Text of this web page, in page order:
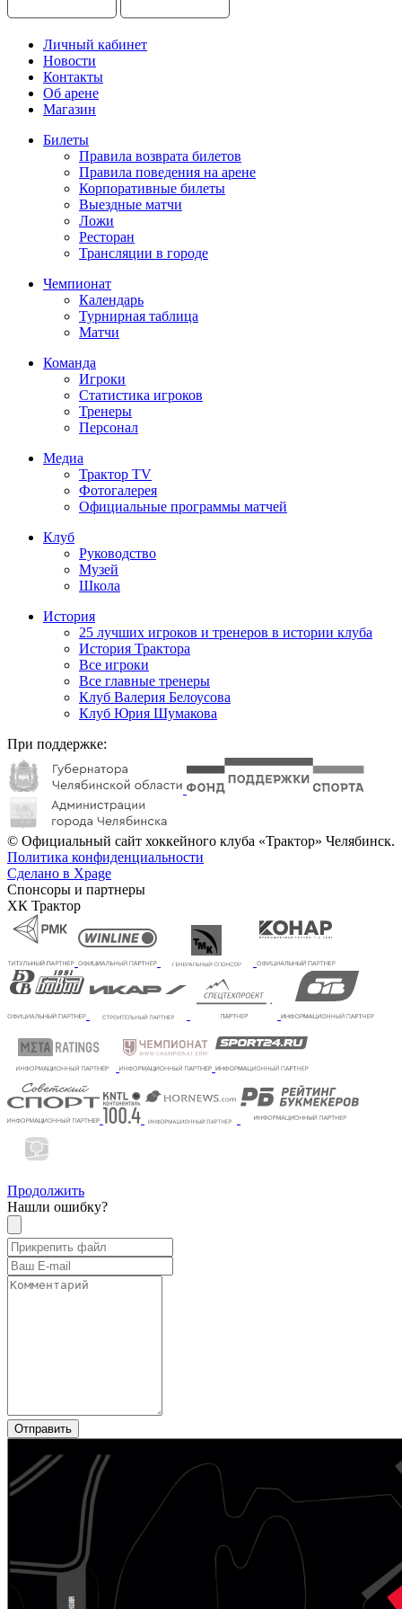
Личный кабинет
Новости
Контакты
Об арене
Магазин
Билеты
Правила возврата билетов
Правила поведения на арене
Корпоративные билеты
Выездные матчи
Ложи
Ресторан
Трансляции в городе
Чемпионат
Календарь
Турнирная таблица
Матчи
Команда
Игроки
Статистика игроков
Тренеры
Персонал
Медиа
Трактор TV
Фотогалерея
Официальные программы матчей
Клуб
Руководство
Музей
Школа
История
25 лучших игроков и тренеров в истории клуба
История Трактора
Все игроки
Все главные тренеры
Клуб Валерия Белоусова
Клуб Юрия Шумакова
При поддержке:
© Официальный сайт хоккейного клуба «Трактор» Челябинск.
Политика конфиденциальности
Сделано в Xpage
Спонсоры и партнеры
ХК Трактор
Продолжить
Нашли ошибку?